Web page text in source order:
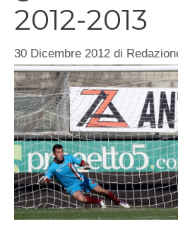
2012-2013
30 Dicembre 2012 di